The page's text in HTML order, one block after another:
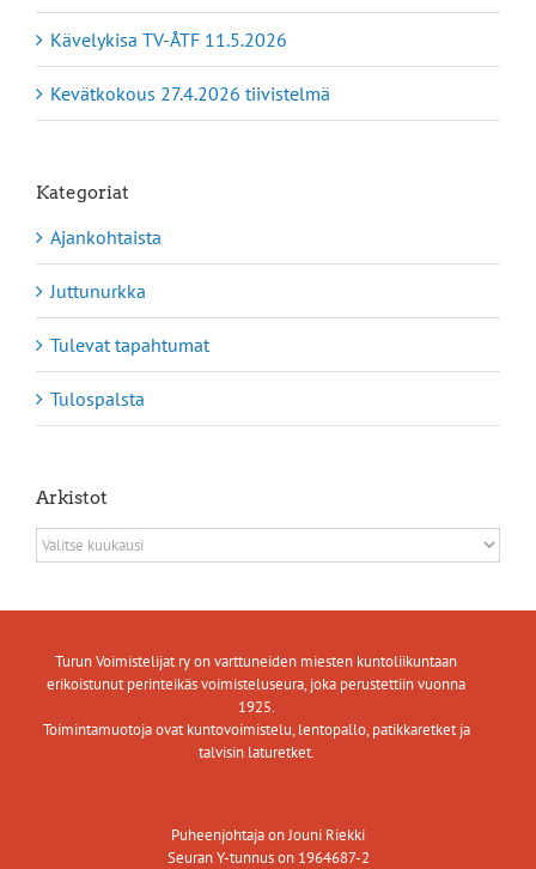
Kävelykisa TV-ÅTF 11.5.2026
Kevätkokous 27.4.2026 tiivistelmä
Kategoriat
Ajankohtaista
Juttunurkka
Tulevat tapahtumat
Tulospalsta
Arkistot
Arkistot
Turun Voimistelijat ry on varttuneiden miesten kuntoliikuntaan
erikoistunut perinteikäs voimisteluseura, joka perustettiin vuonna
1925.
Toimintamuotoja ovat kuntovoimistelu, lentopallo, patikkaretket ja
talvisin laturetket.
Puheenjohtaja on Jouni Riekki
Seuran Y-tunnus on 1964687-2